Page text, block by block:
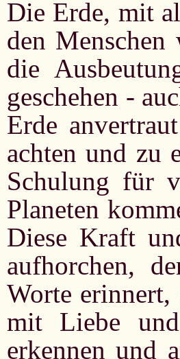
Die Erde, mit
den
die
geschehen -
Erde
achten und zu
Schulung für
Planeten
Diese Kraft
aufhorchen,
Worte erinnert,
mit Liebe
erkennen und